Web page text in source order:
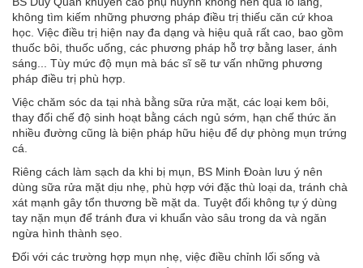
không tìm kiếm những phương pháp điều trị thiếu căn cứ khoa
học. Việc điều trị hiện nay đa dạng và hiệu quả rất cao, bao gồm
thuốc bôi, thuốc uống, các phương pháp hỗ trợ bằng laser, ánh
sáng... Tùy mức độ mụn mà bác sĩ sẽ tư vấn những phương
pháp điều trị phù hợp.
Việc chăm sóc da tại nhà bằng sữa rửa mặt, các loại kem bôi,
thay đổi chế độ sinh hoạt bằng cách ngủ sớm, hạn chế thức ăn
nhiều đường cũng là biện pháp hữu hiệu để dự phòng mụn trứng
cá.
Riêng cách làm sạch da khi bị mụn, BS Minh Đoàn lưu ý nên
dùng sữa rửa mặt dịu nhẹ, phù hợp với đặc thù loại da, tránh chà
xát mạnh gây tổn thương bề mặt da. Tuyệt đối không tự ý dùng
tay nặn mụn để tránh đưa vi khuẩn vào sâu trong da và ngăn
ngừa hình thành sẹo.
Đối với các trường hợp mụn nhẹ, việc điều chỉnh lối sống và